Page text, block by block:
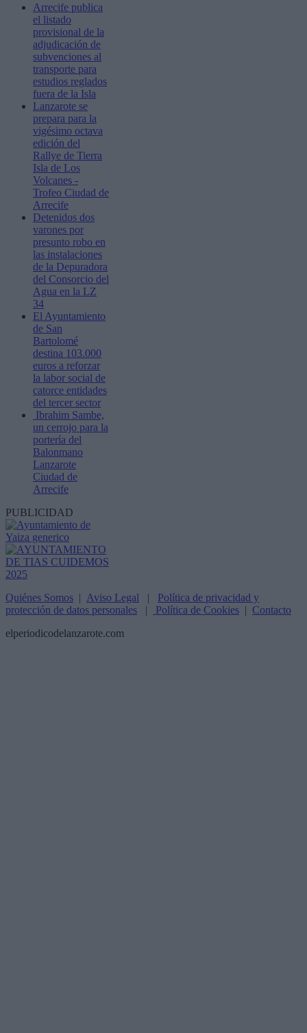
Arrecife publica
el listado
provisional de la
adjudicación de
subvenciones al
transporte para
estudios reglados
fuera de la Isla
Lanzarote se
prepara para la
vigésimo octava
edición del
Rallye de Tierra
Isla de Los
Volcanes -
Trofeo Ciudad de
Arrecife
Detenidos dos
varones por
presunto robo en
las instalaciones
de la Depuradora
del Consorcio del
Agua en la LZ
34
El Ayuntamiento
de San
Bartolomé
destina 103.000
euros a reforzar
la labor social de
catorce entidades
del tercer sector
Ibrahim Sambe,
un cerrojo para la
portería del
Balonmano
Lanzarote
Ciudad de
Arrecife
PUBLICIDAD
Quiénes Somos | Aviso Legal | Política de privacidad y
protección de datos personales | Política de Cookies | Contacto
elperiodicodelanzarote.com